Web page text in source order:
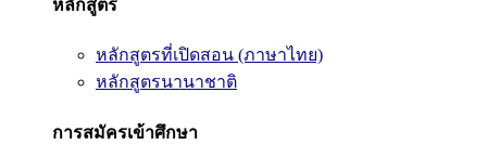
หลักสูตร
หลักสูตรที่เปิดสอน (ภาษาไทย)
หลักสูตรนานาชาติ
การสมัครเข้าศึกษา